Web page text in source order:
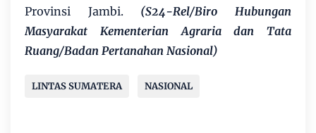
Provinsi Jambi. (S24-Rel/Biro Hubungan
Masyarakat Kementerian Agraria dan Tata
Ruang/Badan Pertanahan Nasional)
LINTAS SUMATERA NASIONAL